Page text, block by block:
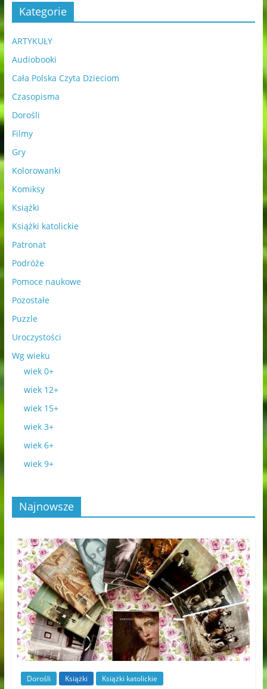
Kategorie
ARTYKUŁY
Audiobooki
Cała Polska Czyta Dzieciom
Czasopisma
Dorośli
Filmy
Gry
Kolorowanki
Komiksy
Książki
Książki katolickie
Patronat
Podróże
Pomoce naukowe
Pozostałe
Puzzle
Uroczystości
Wg wieku
wiek 0+
wiek 12+
wiek 15+
wiek 3+
wiek 6+
wiek 9+
Najnowsze
Dorośli Książki Książki katolickie